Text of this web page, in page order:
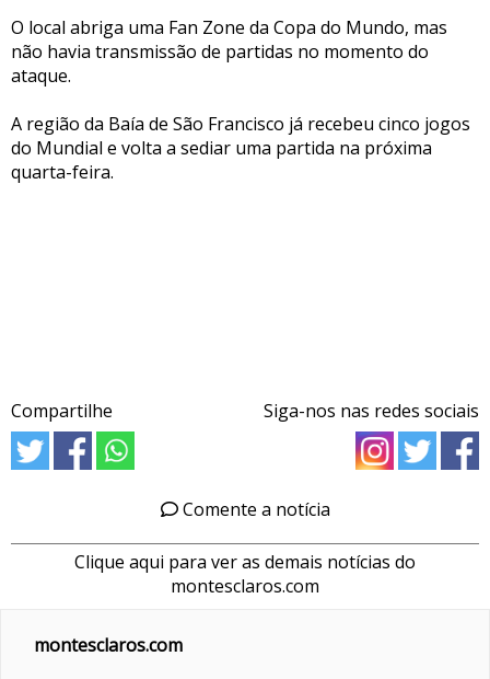
O local abriga uma Fan Zone da Copa do Mundo, mas
não havia transmissão de partidas no momento do
ataque.
A região da Baía de São Francisco já recebeu cinco jogos
do Mundial e volta a sediar uma partida na próxima
quarta-feira.
Compartilhe Siga-nos nas redes sociais
Comente a notícia
Clique aqui para ver as demais notícias do
montesclaros.com
montesclaros.com